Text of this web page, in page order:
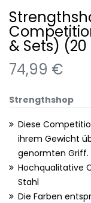
& Sets)
74,99 €
Strengthshop
Diese
ihrem Gewicht
genormten Griff.
Hochqualitative
Stahl
Die Farben